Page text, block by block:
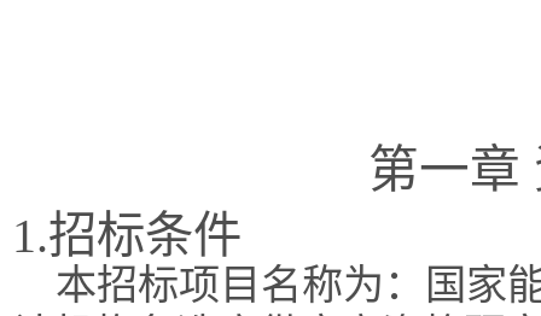
第一章
1.招标条件
本招标项目名称为：国家